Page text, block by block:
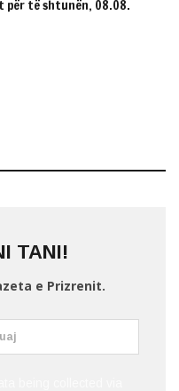
për të shtunën, 08.08.
TANI!
e Prizrenit.